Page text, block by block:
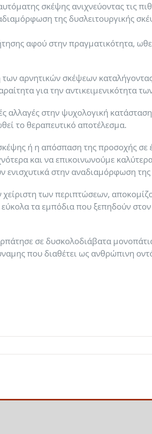
σκέψης ανιχνεύοντας τις
της δυσλειτουργικής
αφού στην πραγματικότητα,
αρνητικών σκέψεων
για την αντικειμενικότητα
στην ψυχολογική
το θεραπευτικό αποτέλεσμα.
ή η απόσπαση της προσοχής σε
και να επικοινωνούμε
ενισχυτικά στην αναδιαμόρφωση
των περιπτώσεων,
τα εμπόδια που ξεπηδούν
σε δυσκολοδιάβατα
που διαθέτει ως ανθρώπινη